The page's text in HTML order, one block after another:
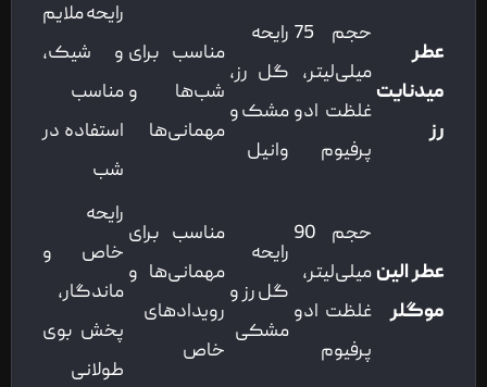
عطر
میدنایت
رز
حجم 75
میلی‌لیتر،
غلظت ادو
پرفیوم
رایحه
گل رز،
مشک و
وانیل
مناسب برای
شب‌ها و
مهمانی‌ها
رایحه ملایم
و شیک،
مناسب
استفاده در
شب
عطر الین
موگلر
حجم 90
میلی‌لیتر،
غلظت ادو
پرفیوم
رایحه
گل رز و
مشکی
مناسب برای
مهمانی‌ها و
رویدادهای
خاص
رایحه
خاص و
ماندگار،
پخش بوی
طولانی